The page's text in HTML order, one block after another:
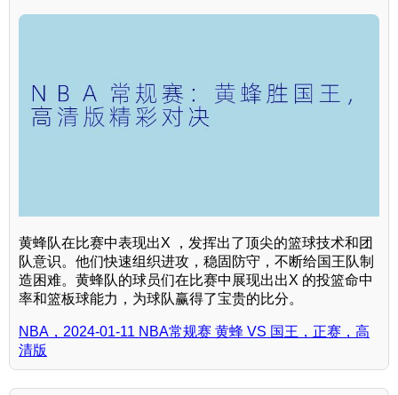
黄蜂队在比赛中表现出X ，发挥出了顶尖的篮球技术和团
队意识。他们快速组织进攻，稳固防守，不断给国王队制
造困难。黄蜂队的球员们在比赛中展现出出X 的投篮命中
率和篮板球能力，为球队赢得了宝贵的比分。
NBA，2024-01-11 NBA常规赛 黄蜂 VS 国王，正赛，高
清版